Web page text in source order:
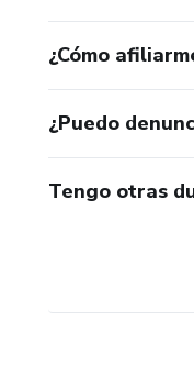
¿Cómo
¿Puedo
Tengo otras